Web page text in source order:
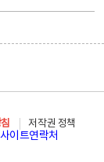
저작권 정책
이트연락처